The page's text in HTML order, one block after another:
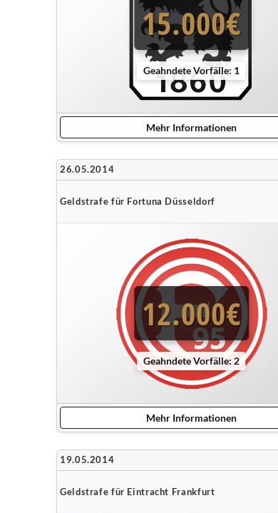
15.000€
Geahndete Vorfälle: 1
Mehr Informationen
26.05.2014
Geldstrafe für Fortuna Düsseldorf
12.000€
Geahndete Vorfälle: 2
Mehr Informationen
19.05.2014
Geldstrafe für Eintracht Frankfurt